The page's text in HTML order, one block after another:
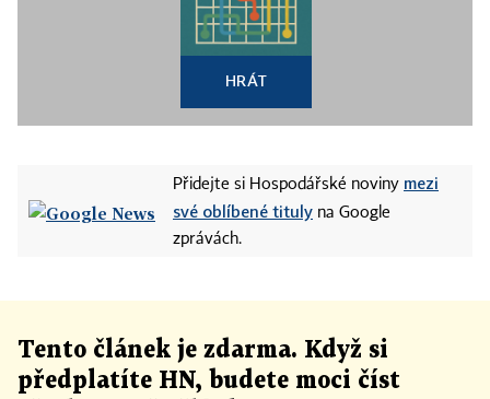
HRÁT
Přidejte si Hospodářské noviny mezi
své oblíbené tituly na Google
zprávách.
Tento článek je zdarma. Když si
předplatíte HN, budete moci číst